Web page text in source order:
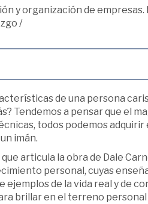
y organización de empresas.
/
de una persona
Tendemos a pensar que el
todos podemos
imán.
articula la obra de Dale
personal, cuyas
ejemplos de la vida real y de
brillar en el terreno